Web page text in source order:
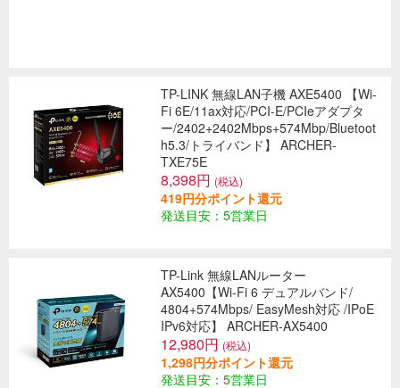
TP-LINK 無線LAN子機 AXE5400 【Wi-
Fi 6E/11ax対応/PCI-E/PCIeアダプタ
ー/2402+2402Mbps+574Mbp/Bluetoot
h5.3/トライバンド】 ARCHER-
TXE75E
8,398円 (税込)
419円分ポイント還元
発送目安：5営業日
TP-Link 無線LANルーター
AX5400【Wi-Fi 6 デュアルバンド/
4804+574Mbps/ EasyMesh対応 /IPoE
IPv6対応】 ARCHER-AX5400
12,980円 (税込)
1,298円分ポイント還元
発送目安：5営業日